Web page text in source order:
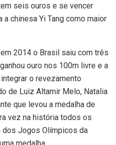
seis ouros e se vencer
chinesa Yi Tang como maior
2014 o Brasil saiu com três
ouro nos 100m livre e a
o revezamento
de Luiz Altamir Melo, Natalia
que levou a medalha de
vez na história todos os
Jogos Olímpicos da